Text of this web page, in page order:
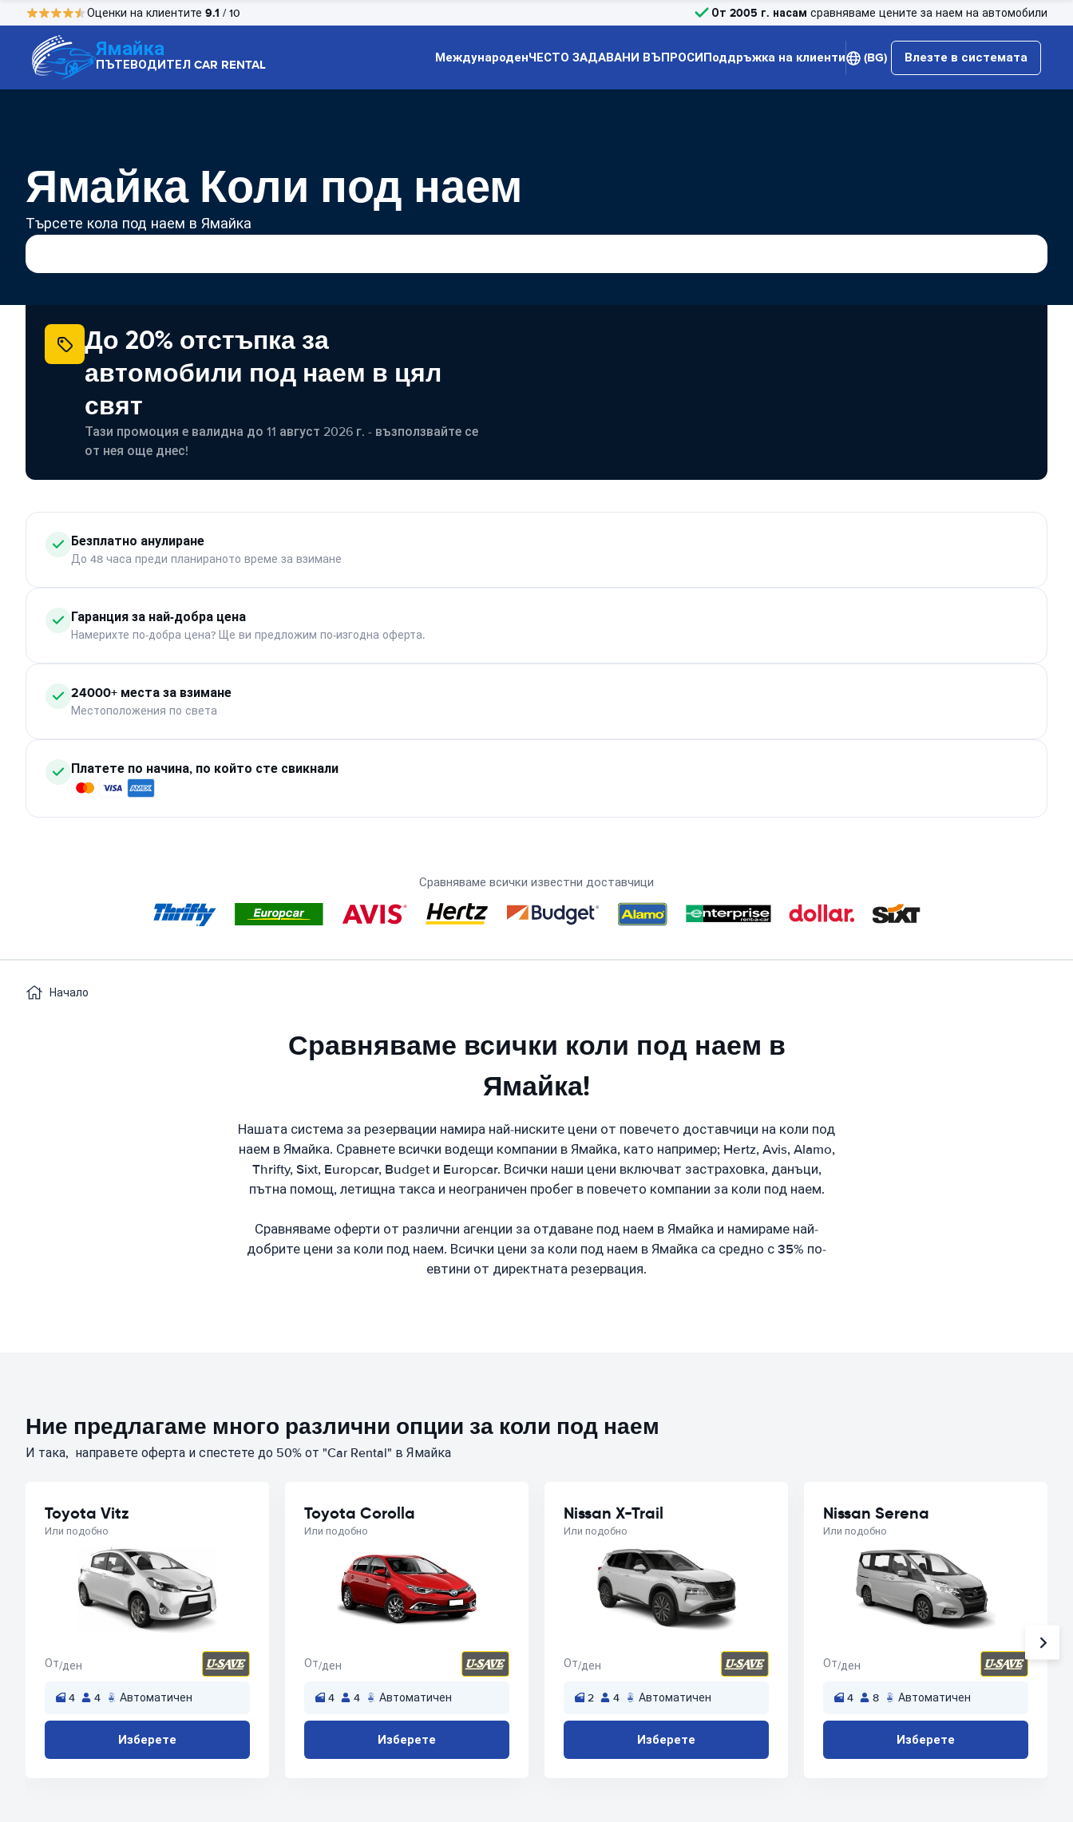
Оценки на клиентите 9.1 / 10 От 2005 г. насам сравняваме цените за наем на автомобили
Ямайка
ПЪТЕВОДИТЕЛ CAR RENTAL МеждународенЧЕСТО ЗАДАВАНИ ВЪПРОСИПоддръжка на клиенти (BG) Влезте в системата
Ямайка Коли под наем
Търсете кола под наем в Ямайка
До 20% отстъпка за
автомобили под наем в цял
свят
Тази промоция е валидна до 11 август 2026 г. - възползвайте се
от нея още днес!
Безплатно анулиране
До 48 часа преди планираното време за взимане
Гаранция за най-добра цена
Намерихте по-добра цена? Ще ви предложим по-изгодна оферта.
24000+ места за взимане
Местоположения по света
Платете по начина, по който сте свикнали
Сравняваме всички известни доставчици
Начало
Сравняваме всички коли под наем в
Ямайка!
Нашата система за резервации намира най-ниските цени от повечето доставчици на коли под
наем в Ямайка. Сравнете всички водещи компании в Ямайка, като например; Hertz, Avis, Alamo,
Thrifty, Sixt, Europcar, Budget и Europcar. Всички наши цени включват застраховка, данъци,
пътна помощ, летищна такса и неограничен пробег в повечето компании за коли под наем.
Сравняваме оферти от различни агенции за отдаване под наем в Ямайка и намираме най-
добрите цени за коли под наем. Всички цени за коли под наем в Ямайка са средно с 35% по-
евтини от директната резервация.
Ние предлагаме много различни опции за коли под наем
И така, направете оферта и спестете до 50% от "Car Rental" в Ямайка
Toyota Vitz
Или подобно
От/ден
4 4 Автоматичен
Изберете
Toyota Corolla
Или подобно
От/ден
4 4 Автоматичен
Изберете
Nissan X-Trail
Или подобно
От/ден
2 4 Автоматичен
Изберете
Nissan Serena
Или подобно
От/ден
4 8 Автоматичен
Изберете